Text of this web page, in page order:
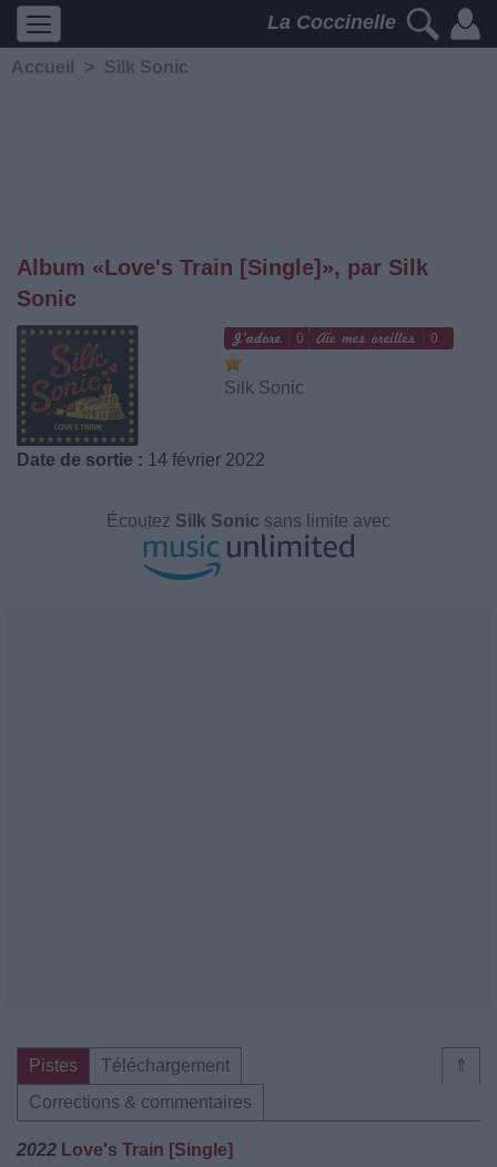
La Coccinelle
Accueil > Silk Sonic
Album «Love's Train [Single]», par Silk
Sonic
0 0
Silk Sonic
Date de sortie : 14 février 2022
Écoutez Silk Sonic sans limite avec
⇑
Pistes
Téléchargement
Corrections & commentaires
2022 Love's Train [Single]